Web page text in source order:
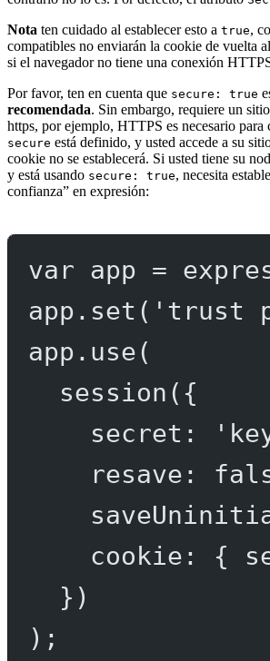
Nota ten cuidado al establecer esto a true,
compatibles no enviarán la cookie de vuelta
si el navegador no tiene una conexión
Por favor, ten en cuenta que secure: true
recomendada. Sin embargo, requiere un
https, por ejemplo, HTTPS es necesario para
secure está definido, y usted accede a su
cookie no se establecerá. Si usted tiene su
y está usando secure: true, necesita
confianza” en expresión:
var app =
app. set ( 'trust
app. use(
session ({
secret:
resave:
cookie: {
})
);